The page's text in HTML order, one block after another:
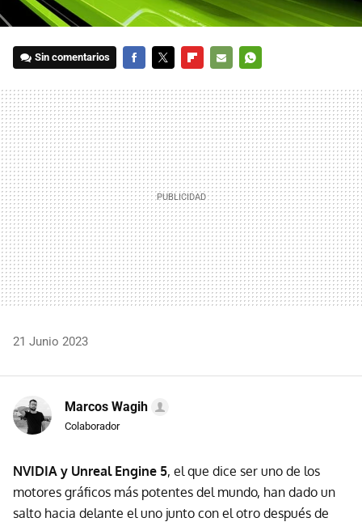
Sin comentarios
MAIL
21 Junio 2023
Marcos Wagih
Colaborador
NVIDIA y Unreal Engine 5, el que dice ser uno de los
motores gráficos más potentes del mundo, han dado un
salto hacia delante el uno junto con el otro después de